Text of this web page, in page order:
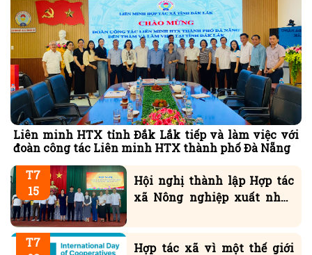
Liên minh HTX tỉnh Đắk Lắk tiếp và làm việc với
đoàn công tác Liên minh HTX thành phố Đà Nẵng
T7
15
xã Nông nghiệp xuất nhập
khẩu 001 Ea Knuếc
T7
03
hòa bình: Thông điệp của